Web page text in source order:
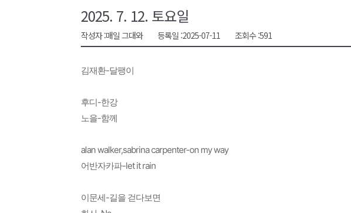
도-시군 첫 간담회..우상호 "하나된 공동체"
이 대통령, 사북·납북귀환어부 국가폭력 사과
2025. 7. 12. 토요일
작성자 :매일 그대와 등록일 :2025-07-11 조회수 :591
김재환-달팽이
후디-한강
노을-함께
alan walker,sabrina carpenter-on my way
어반자카파-let it rain
이문세-길을 걷다보면